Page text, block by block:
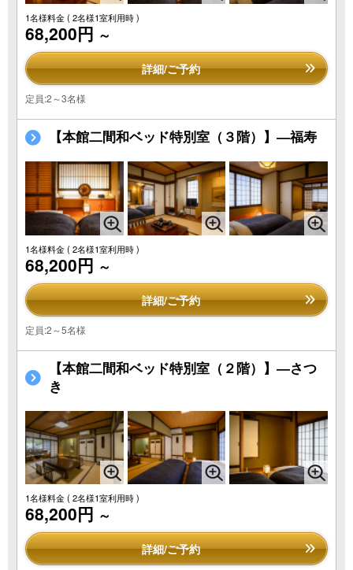
1名様料金( 2名様1室利用時 )
68,200円 ～
詳細/ご予約
定員:2～3名様
【本館二間和ベッド特別室（３階）】―福寿
1名様料金( 2名様1室利用時 )
68,200円 ～
詳細/ご予約
定員:2～5名様
【本館二間和ベッド特別室（２階）】―さつ
き
1名様料金( 2名様1室利用時 )
68,200円 ～
詳細/ご予約